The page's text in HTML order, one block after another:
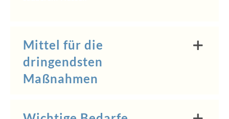
Mittel für die
dringendsten
Maßnahmen